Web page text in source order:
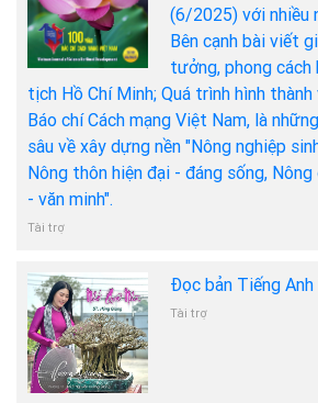
(6/2025) với nhiều
Bên cạnh bài viết
tưởng, phong cách
tịch Hồ Chí Minh; Quá trình hình
Báo chí Cách mạng Việt Nam, là
sâu về xây dựng nền "Nông nghiệp
Nông thôn hiện đại - đáng sống, Nông
- văn minh".
Tài trợ
Đọc bản Tiếng
Tài trợ